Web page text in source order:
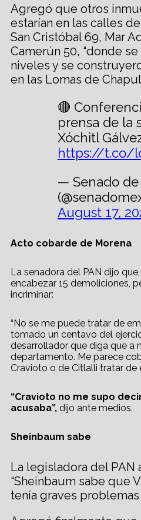
Agregó que otros
estarían en las calles
San Cristóbal 69, Mar
Camerún 50, “donde
niveles y se
en las Lomas de
🔴
prensa de la
Xóchitl
https://t.co/
— Senado
August 17,
Acto cobarde de Morena
La senadora del PAN dijo
encabezar 15 demoliciones,
incriminar:
“No se me puede tratar de
tomado un centavo del
desarrollador que diga que a
departamento. Me parece
Cravioto o de Citlalli tratar de
“Cravioto no me supo
acusaba”, dijo ante medios.
Sheinbaum sabe
La legisladora del PAN
“Sheinbaum sabe que
tenía graves